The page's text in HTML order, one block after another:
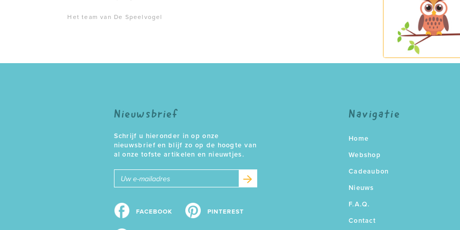
Het team van De Speelvogel
Nieuwsbrief
Schrijf u hieronder in op onze
nieuwsbrief en blijf zo op de hoogte van
al onze tofste artikelen en nieuwtjes.
mailadres
FACEBOOK PINTEREST
Navigatie
Home
Webshop
Cadeaubon
Nieuws
F.A.Q.
Contact